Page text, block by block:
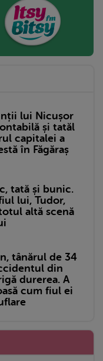
lui Nicușor
și tatăl
capitalei a
în Făgăraș
tată și bunic.
lui, Tudor,
altă scenă
tânărul de 34
din
durerea. A
cum fiul ei